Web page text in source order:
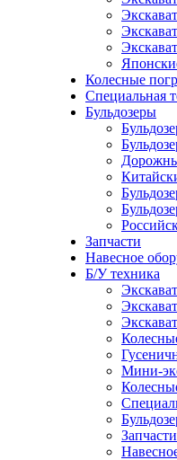
Колесные
Специальная
Бульдозеры
Запчасти
Навесное
Б/У техника
Мини-